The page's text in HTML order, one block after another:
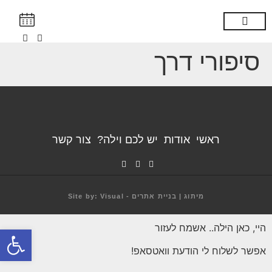
סיפורי דרך
ראשי אודות יש לכם וילה? צור קשר
מיתוג | בניית אתרים - Site by: Visual
היי, כאן הילה.. אשמח לעזור
אפשר לשלוח לי הודעת וואטסאפ!